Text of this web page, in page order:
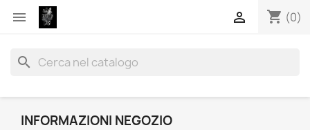
 shopping_cart (0)

search
INFORMAZIONI NEGOZIO